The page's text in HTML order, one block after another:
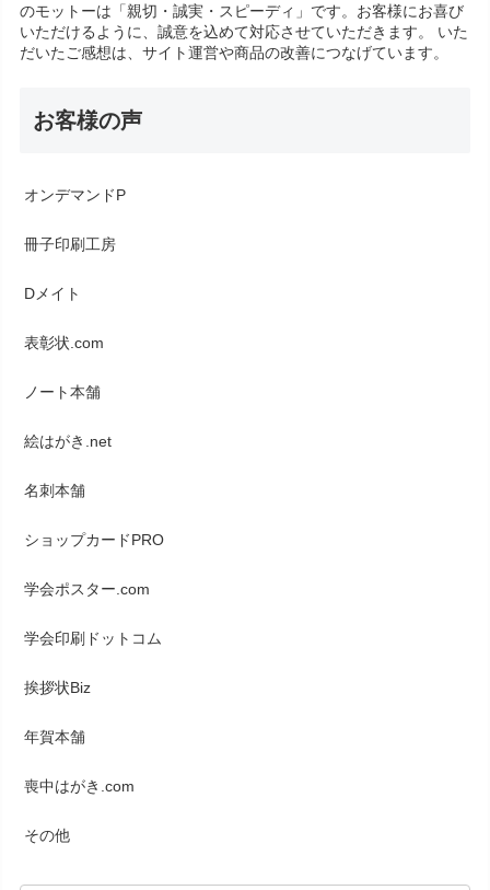
のモットーは「親切・誠実・スピーディ」です。お客様にお喜び
いただけるように、誠意を込めて対応させていただきます。 いた
だいたご感想は、サイト運営や商品の改善につなげています。
お客様の声
オンデマンドP
冊子印刷工房
Dメイト
表彰状.com
ノート本舗
絵はがき.net
名刺本舗
ショップカードPRO
学会ポスター.com
学会印刷ドットコム
挨拶状Biz
年賀本舗
喪中はがき.com
その他